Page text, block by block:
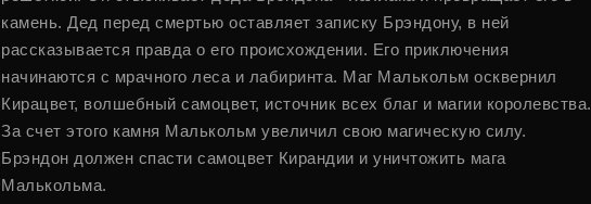
камень. Дед перед смертью оставляет записку Брэндону, в ней
рассказывается правда о его происхождении. Его приключения
начинаются с мрачного леса и лабиринта. Маг Малькольм осквернил
Кирацвет, волшебный самоцвет, источник всех благ и магии королевства.
За счет этого камня Малькольм увеличил свою магическую силу.
Брэндон должен спасти самоцвет Кирандии и уничтожить мага
Малькольма.